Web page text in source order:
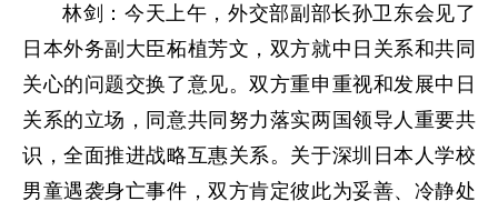
林剑：今天上午，外交部副部长孙卫东会见了
日本外务副大臣柘植芳文，双方就中日关系和共同
关心的问题交换了意见。双方重申重视和发展中日
关系的立场，同意共同努力落实两国领导人重要共
识，全面推进战略互惠关系。关于深圳日本人学校
男童遇袭身亡事件，双方肯定彼此为妥善、冷静处